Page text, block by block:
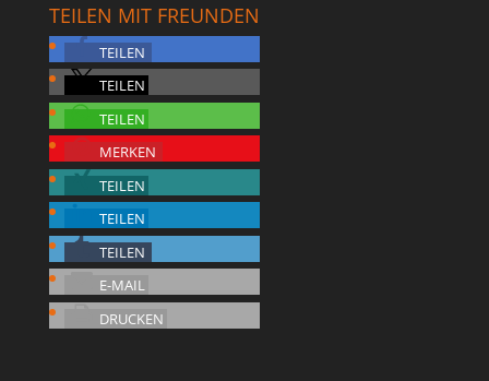
TEILEN MIT FREUNDEN
TEILEN
TEILEN
TEILEN
MERKEN
TEILEN
TEILEN
TEILEN
E-MAIL
DRUCKEN